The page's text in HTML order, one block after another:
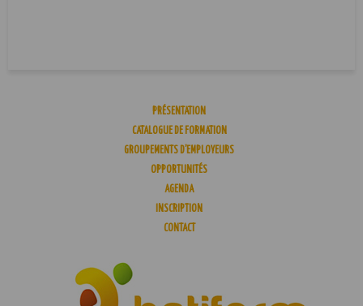
PRÉSENTATION
CATALOGUE DE FORMATION
GROUPEMENTS D’EMPLOYEURS
OPPORTUNITÉS
AGENDA
INSCRIPTION
CONTACT